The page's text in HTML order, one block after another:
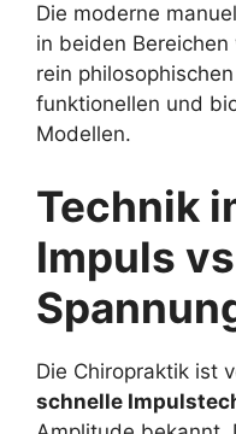
Die moderne
in beiden
rein
funktionellen und
Modellen.
Technik
Impuls
Die Chiropraktik ist
schnelle